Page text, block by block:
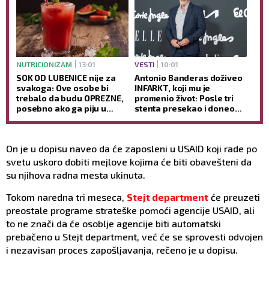
NUTRICIONIZAM 13:01
SOK OD LUBENICE nije za
svakoga: Ove osobe bi
trebalo da budu OPREZNE,
posebno ako ga piju u
VESTI 10:01
Antonio Banderas doživeo
INFARKT, koji mu je
promenio život: Posle tri
stenta presekao i doneo
On je u dopisu naveo da će zaposleni u USAID koji rade po
svetu uskoro dobiti mejlove kojima će biti obavešteni da
su njihova radna mesta ukinuta.
Tokom naredna tri meseca, Stejt department će preuzeti
preostale programe strateške pomoći agencije USAID, ali
to ne znači da će osoblje agencije biti automatski
prebačeno u Stejt department, već će se sprovesti odvojen
i nezavisan proces zapošljavanja, rečeno je u dopisu.